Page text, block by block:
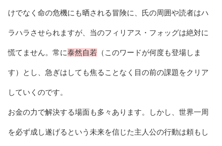
けでなく命の危機にも晒される冒険に、氏の周囲や読者はハ
ラハラさせられますが、当のフィリアス・フォッグは絶対に
慌てません。常に泰然自若 （このワードが何度も登場しま
す）とし、急ぎはしても焦ることなく目の前の課題をクリア
していくのです。
お金の力で解決する場面も多々あります。しかし、世界一周
を必ず成し遂げるという未来を信じた主人公の行動は頼もし